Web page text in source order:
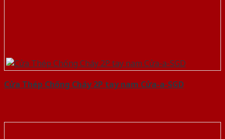
Cửa Thép Chống Cháy 2P tay nam Cửa-a-SGD